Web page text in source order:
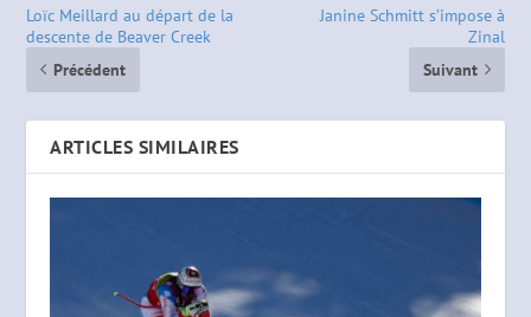
Loïc Meillard au départ de la
descente de Beaver Creek
Précédent
Janine Schmitt s’impose à
Zinal
Suivant
ARTICLES SIMILAIRES